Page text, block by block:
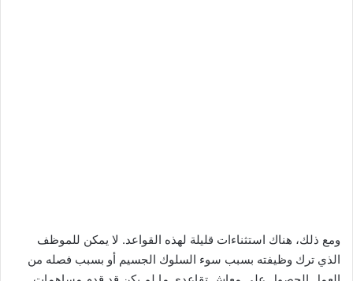
ومع ذلك، هناك استثناءات قليلة لهذه القواعد. لا يمكن للموظف
الذي ترك وظيفته بسبب سوء السلوك الجسيم أو بسبب فصله من